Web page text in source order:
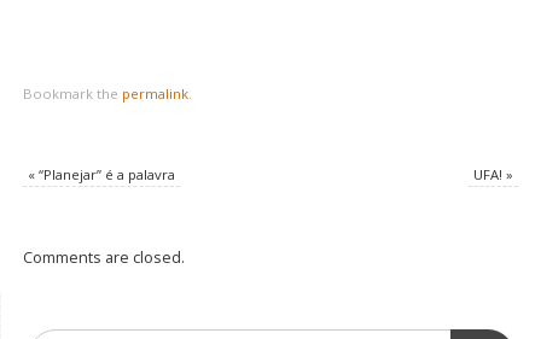
Bookmark the permalink.
«“Planejar” é a palavra UFA!»
Comments are closed.